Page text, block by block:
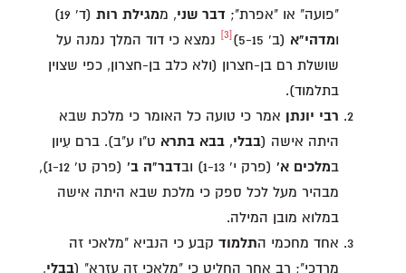
"פועה" או "אפרת"; דבר שני, ממגילת רות
(ד' 19)
ומדהי"א (ב' 5-15) [3]
נמצא כי דוד המלך נמנה על
שושלת רם בן-חצרון (ולא כלב בן-חצרון, כפי שצוין
בתלמוד).
רבי יונתן אמר כי טועה כל האומר כי מלכת שבא
היתה אישה (בבלי, בבא בתרא ט"ו ע"ב). ברם עִיון
במלכים א' (פרק י' 1-13) וב דבר"ה ב'
(פרק ט' 1-12),
מבהיר מעל לכל ספק כי מלכת שבא היתה אישה
במלוא מובן המילה.
אחד מחכמי התלמוד קבע כי הנביא "מלאכי זה
מרדכי"; רב אחר החליט כי "מלאכי זה עזרא" (בבלי,